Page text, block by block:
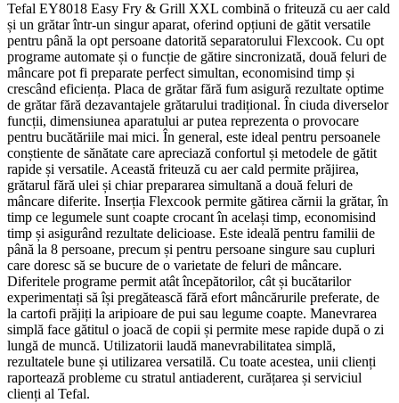
Tefal EY8018 Easy Fry & Grill XXL combină o friteuză cu aer cald
și un grătar într-un singur aparat, oferind opțiuni de gătit versatile
pentru până la opt persoane datorită separatorului Flexcook. Cu opt
programe automate și o funcție de gătire sincronizată, două feluri de
mâncare pot fi preparate perfect simultan, economisind timp și
crescând eficiența. Placa de grătar fără fum asigură rezultate optime
de grătar fără dezavantajele grătarului tradițional. În ciuda diverselor
funcții, dimensiunea aparatului ar putea reprezenta o provocare
pentru bucătăriile mai mici. În general, este ideal pentru persoanele
conștiente de sănătate care apreciază confortul și metodele de gătit
rapide și versatile. Această friteuză cu aer cald permite prăjirea,
grătarul fără ulei și chiar prepararea simultană a două feluri de
mâncare diferite. Inserția Flexcook permite gătirea cărnii la grătar, în
timp ce legumele sunt coapte crocant în același timp, economisind
timp și asigurând rezultate delicioase. Este ideală pentru familii de
până la 8 persoane, precum și pentru persoane singure sau cupluri
care doresc să se bucure de o varietate de feluri de mâncare.
Diferitele programe permit atât începătorilor, cât și bucătarilor
experimentați să își pregătească fără efort mâncărurile preferate, de
la cartofi prăjiți la aripioare de pui sau legume coapte. Manevrarea
simplă face gătitul o joacă de copii și permite mese rapide după o zi
lungă de muncă. Utilizatorii laudă manevrabilitatea simplă,
rezultatele bune și utilizarea versatilă. Cu toate acestea, unii clienți
raportează probleme cu stratul antiaderent, curățarea și serviciul
clienți al Tefal.